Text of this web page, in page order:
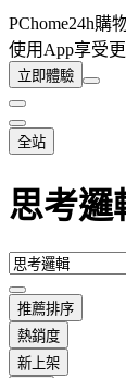
PChome24h購
使用App享受
立即體驗
全站
思考邏
推薦排序
熱銷度
新上架